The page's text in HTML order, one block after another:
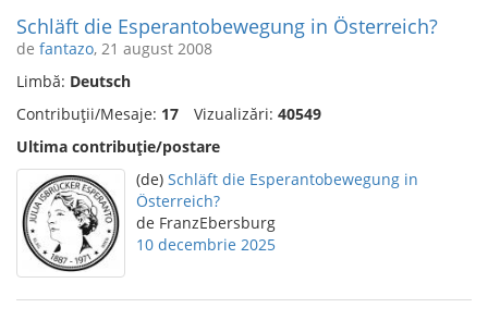
Schläft die Esperantobewegung in Österreich?
de fantazo, 21 august 2008
Limbă: Deutsch
Contribuții/Mesaje: 17 Vizualizări: 40549
Ultima contribuție/postare
(de) Schläft die Esperantobewegung in
Österreich?
de FranzEbersburg
10 decembrie 2025